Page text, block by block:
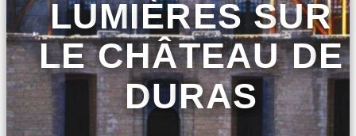
LUMIÈRES SUR
LE CHÂTEAU DE
DURAS